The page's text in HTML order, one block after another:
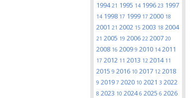
199421 1995 14 1996 23 1997
14 1998 17 1999 17 2000 18
2001 21 2002 15 2003 18 2004
21 2005 19 2006 22 2007 20
2008 16 2009 9 2010 14 2011
17 2012 11 2013 12 2014 11
2015 9 2016 10 2017 12 2018
9 2019 7 2020 10 2021 3 2022
8 2023 10 20246 2025 6 2026